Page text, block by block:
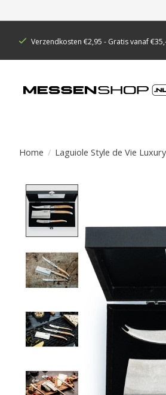
Verzendkosten €2,95 - Gratis vanaf
Home / Laguiole Style de Vie